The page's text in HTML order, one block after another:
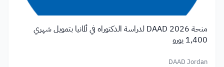
منحة DAAD 2026 لدراسة الدكتوراه في ألمانيا بتمويل شهري
1,400 يورو
DAAD Jordan